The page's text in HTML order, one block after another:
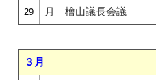
29 月 檜山議長会議
３月